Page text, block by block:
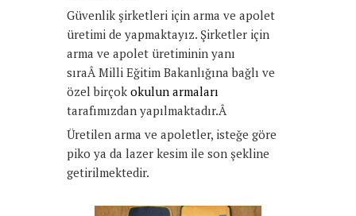
Güvenlik şirketleri için arma ve apolet
üretimi de yapmaktayız. Şirketler için
arma ve apolet üretiminin yanı
sıraÂ Milli Eğitim Bakanlığına bağlı ve
özel birçok okulun armaları
tarafımızdan yapılmaktadır.Â
Üretilen arma ve apoletler, isteğe göre
piko ya da lazer kesim ile son şekline
getirilmektedir.